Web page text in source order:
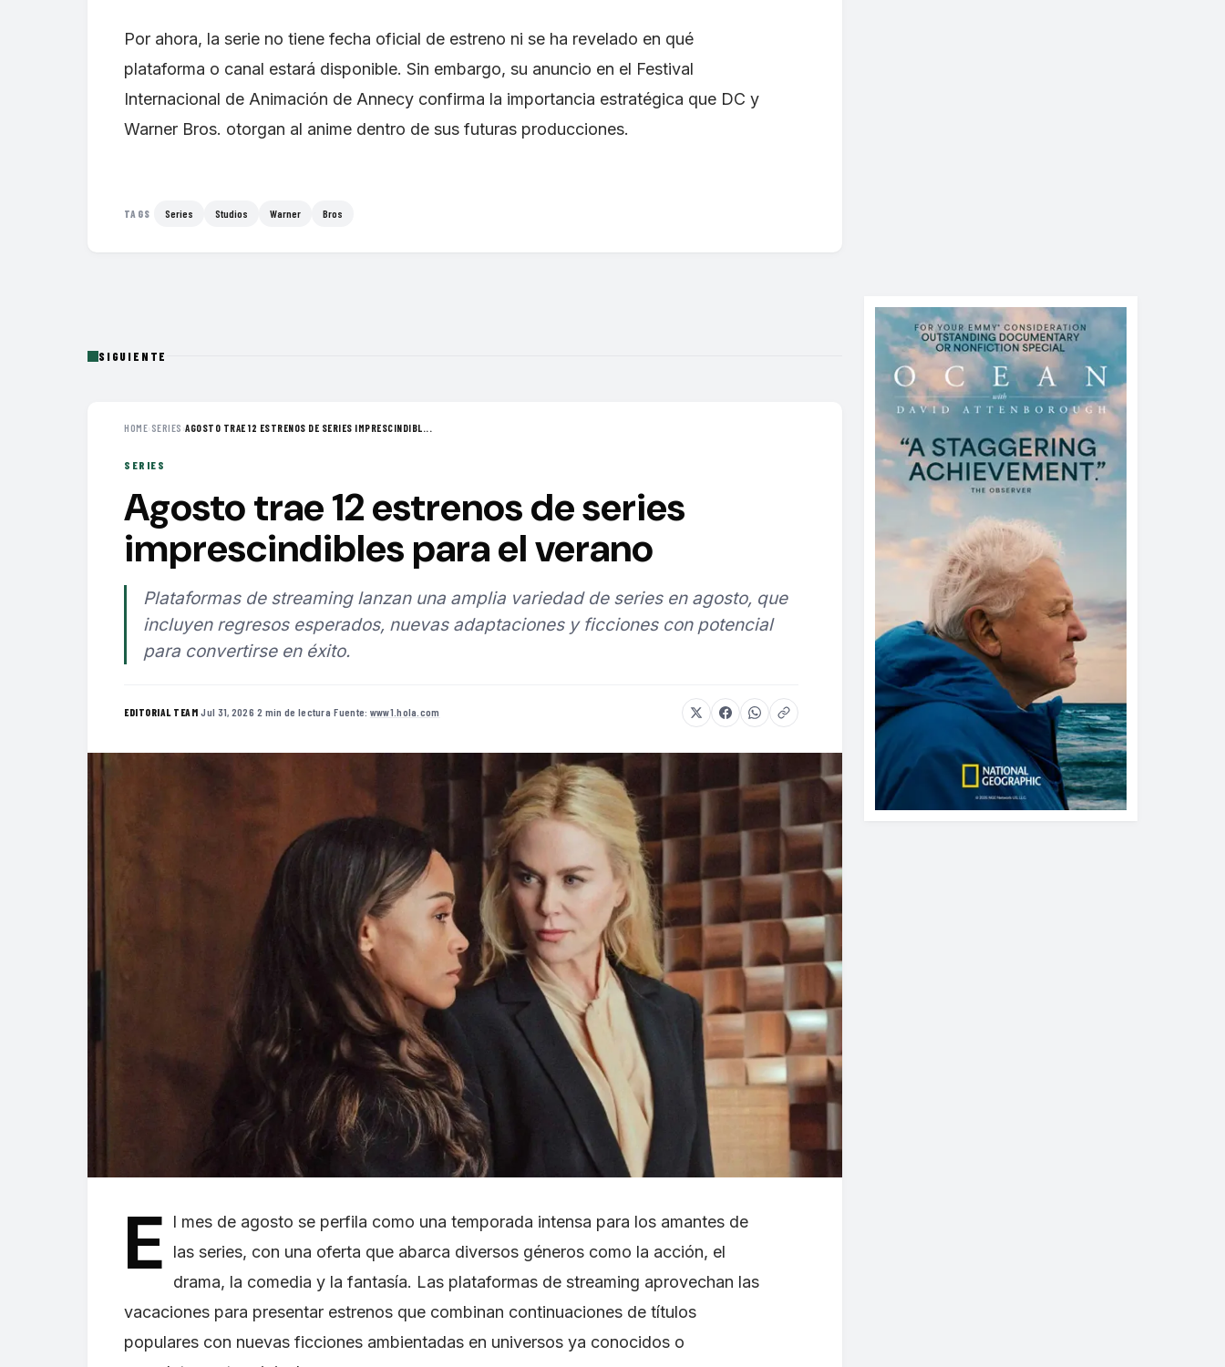
Por ahora, la serie no tiene fecha oficial de estreno ni se ha revelado en qué
plataforma o canal estará disponible. Sin embargo, su anuncio en el Festival
Internacional de Animación de Annecy confirma la importancia estratégica que DC y
Warner Bros. otorgan al anime dentro de sus futuras producciones.
TAGS Series Studios Warner Bros
SIGUIENTE
HOME› SERIES ›AGOSTO TRAE 12 ESTRENOS DE SERIES IMPRESCINDIBL...
SERIES
Agosto trae 12 estrenos de series
imprescindibles para el verano
Plataformas de streaming lanzan una amplia variedad de series en agosto, que
incluyen regresos esperados, nuevas adaptaciones y ficciones con potencial
para convertirse en éxito.
EDITORIAL TEAM·Jul 31, 2026·2 min de lectura·Fuente: www1.hola.com
E
l mes de agosto se perfila como una temporada intensa para los amantes de
las series, con una oferta que abarca diversos géneros como la acción, el
drama, la comedia y la fantasía. Las plataformas de streaming aprovechan las
vacaciones para presentar estrenos que combinan continuaciones de títulos
populares con nuevas ficciones ambientadas en universos ya conocidos o